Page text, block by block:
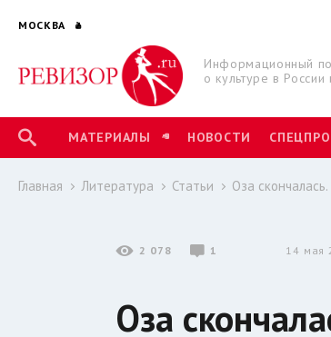
МОСКВА
Информационный
о культуре в
МАТЕРИАЛЫ НОВОСТИ
Главная Литература Статьи Оза
2 078 1 14 мая
Оза